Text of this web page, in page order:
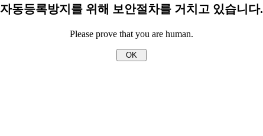
자동등록방지를 위해 보안절차를 거치고 있습니다.
Please prove that you are human.